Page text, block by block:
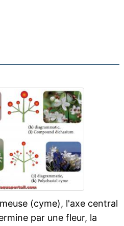
(cyme), l'axe central
par une fleur, la